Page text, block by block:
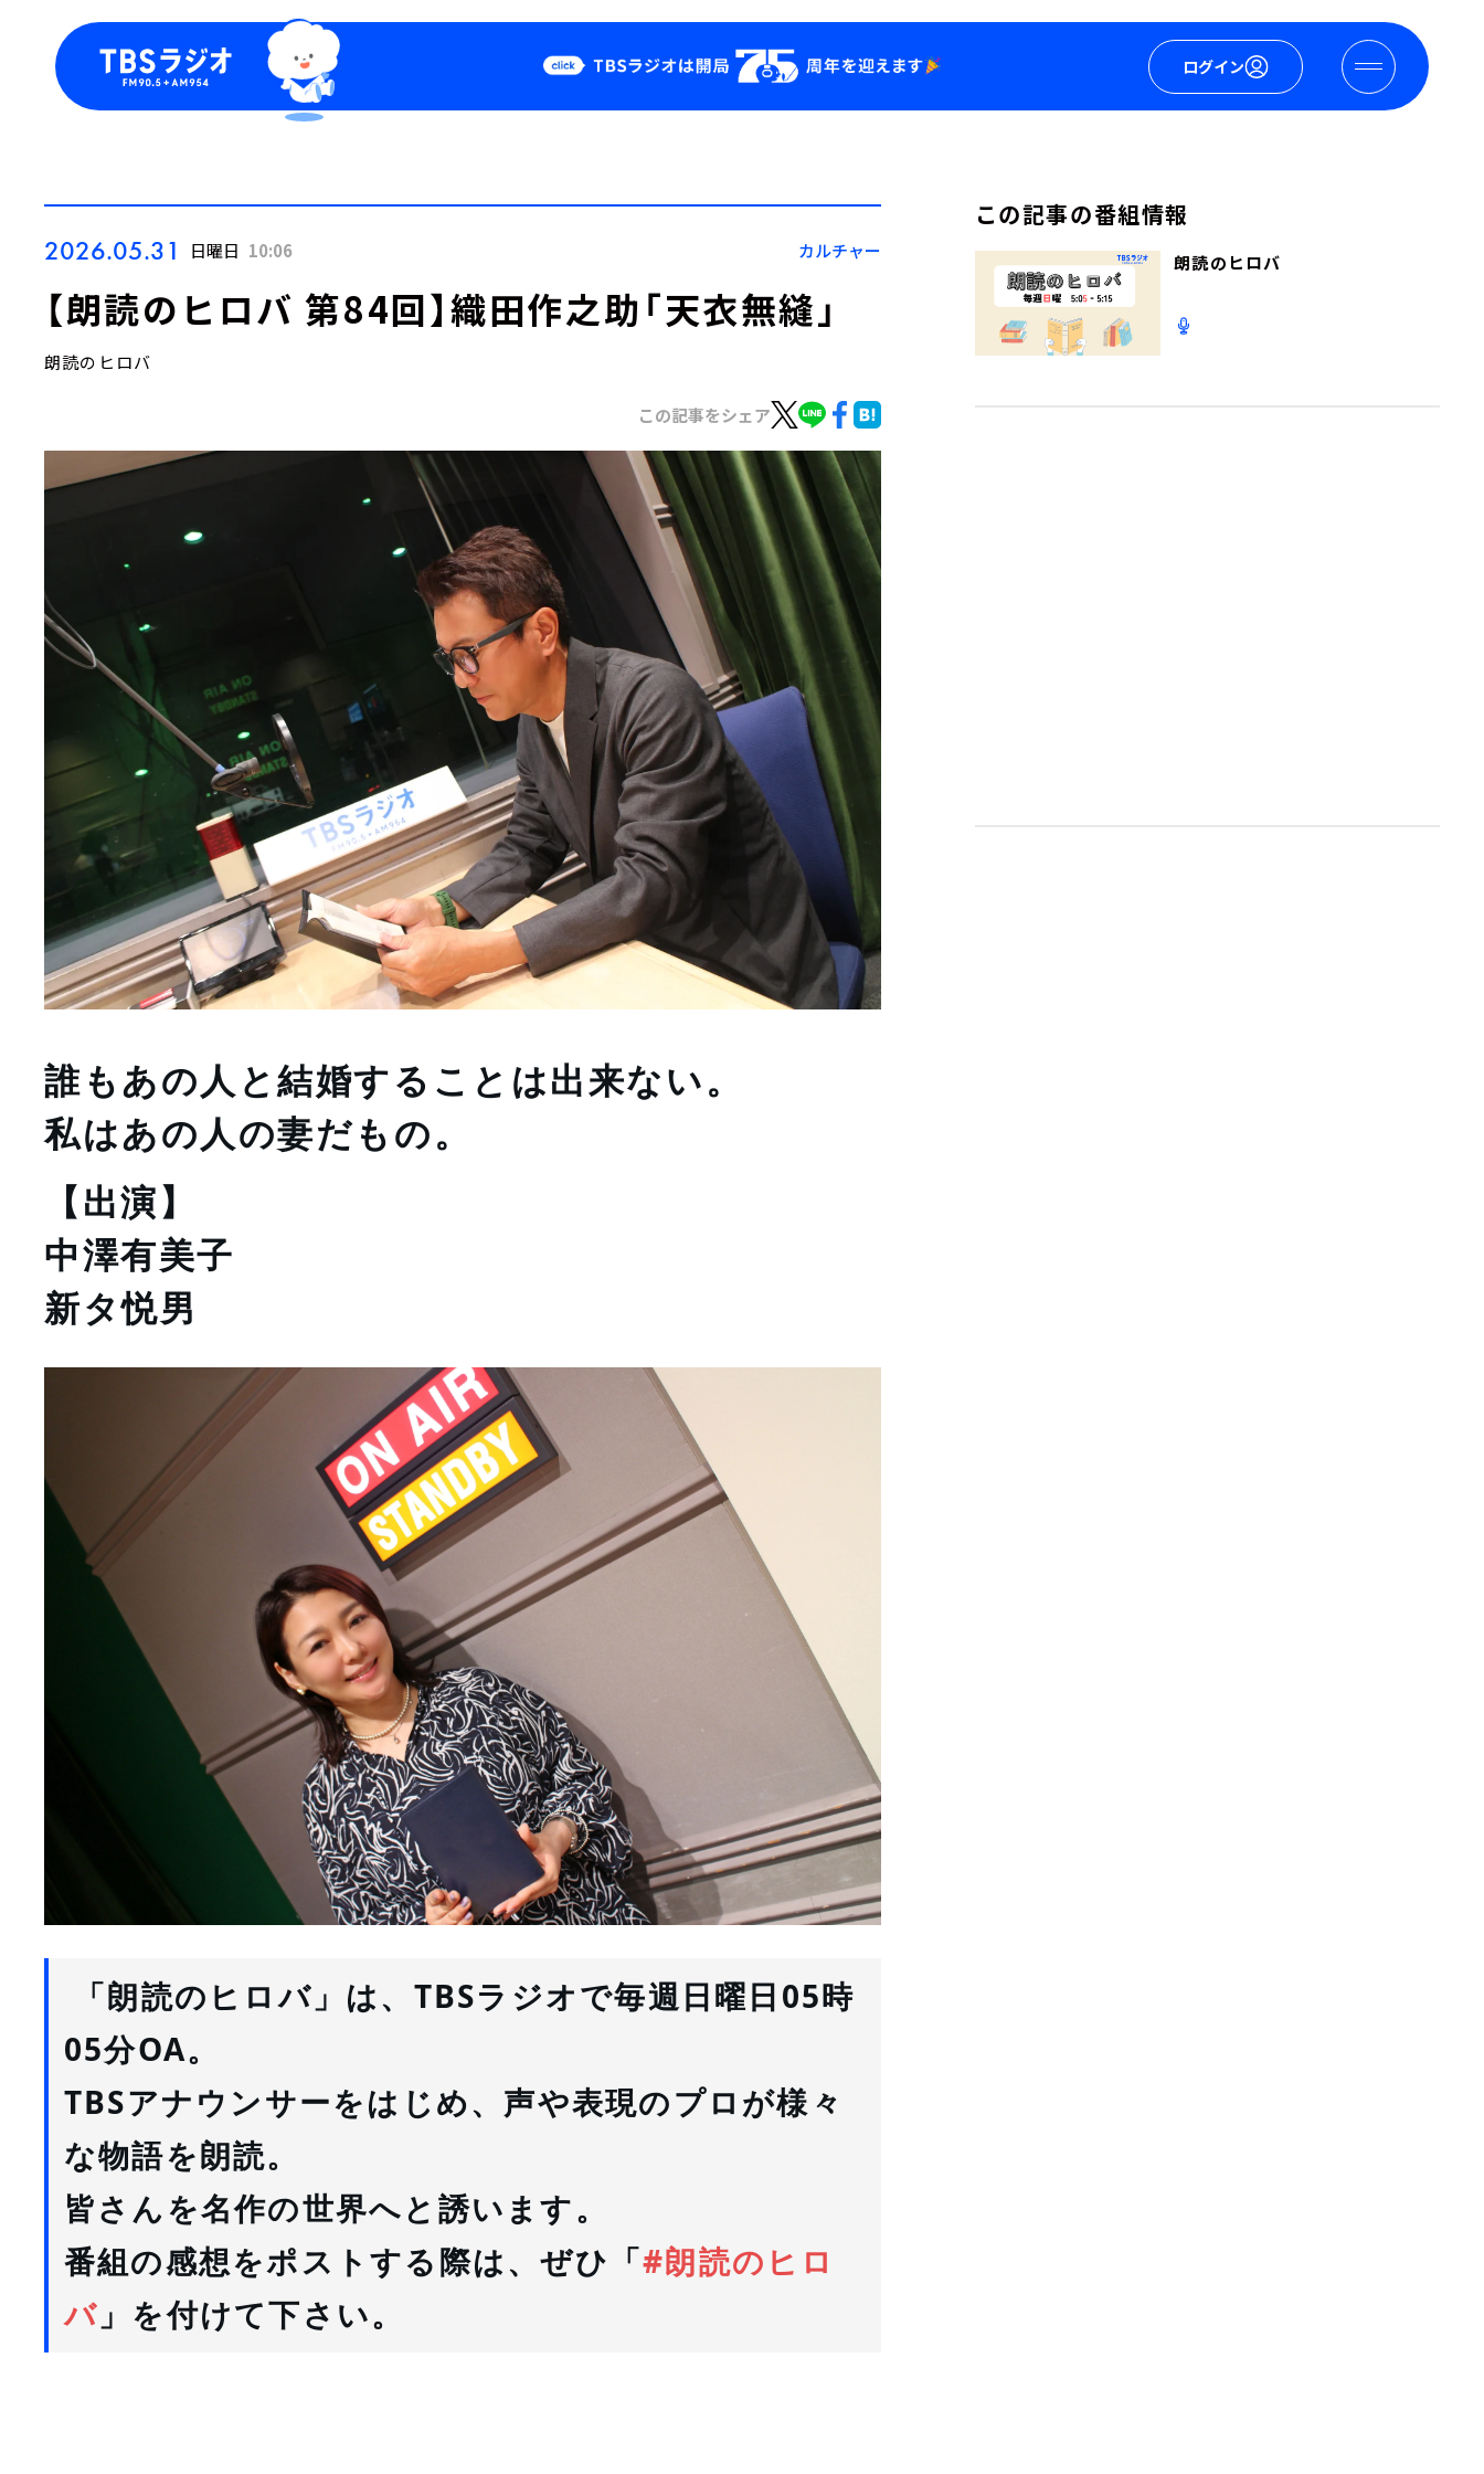
ログイン
Podcast
YouTube
2026.05.31 日曜日 10:06 カルチャー
【朗読のヒロバ 第84回】織田作之助「天衣無縫」
朗読のヒロバ
この記事をシェア
誰もあの人と結婚することは出来ない。
私はあの人の妻だもの。
【出演】
中澤有美子
新タ悦男
「朗読のヒロバ」は、TBSラジオで毎週日曜日05時
05分OA。
TBSアナウンサーをはじめ、声や表現のプロが様々
な物語を朗読。
皆さんを名作の世界へと誘います。
番組の感想をポストする際は、ぜひ「#朗読のヒロ
バ 」を付けて下さい。
この記事の番組情報
朗読のヒロバ